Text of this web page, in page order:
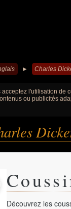
► Charles
l'utilisation
ou publicités
Découvrez les